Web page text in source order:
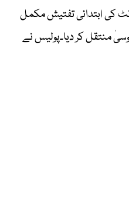
کی ابتدائی تفتیش مکمل
منتقل کر دیا۔پولیس نے